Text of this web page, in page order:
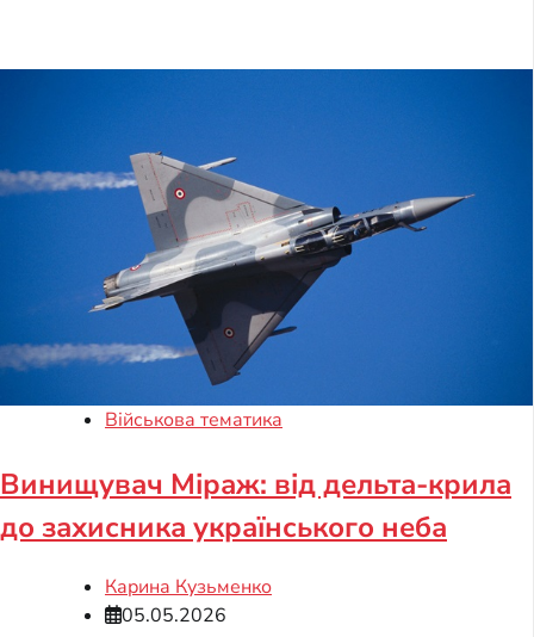
Військова тематика
Винищувач Міраж: від дельта-крила
до захисника українського неба
Карина Кузьменко
05.05.2026